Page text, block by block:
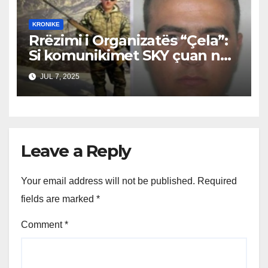
KRONIKE
Rrëzimi i Organizatës “Çela”:
Si komunikimet SKY çuan në
prangosjen e bandës, Suel
Çela ende i lirë
JUL 7, 2025
Leave a Reply
Your email address will not be published. Required
fields are marked *
Comment*